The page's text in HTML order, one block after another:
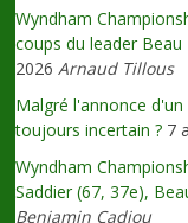
Wyndham
coups du leader
2026 Arnaud Tillous
Malgré l'annonce
toujours incertain ? 7
Wyndham
Saddier (67, 37e),
Benjamin Cadiou